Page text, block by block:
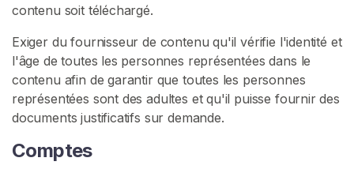
contenu soit téléchargé.
Exiger du fournisseur de contenu qu'il vérifie l'identité et
l'âge de toutes les personnes représentées dans le
contenu afin de garantir que toutes les personnes
représentées sont des adultes et qu'il puisse fournir des
documents justificatifs sur demande.
Comptes